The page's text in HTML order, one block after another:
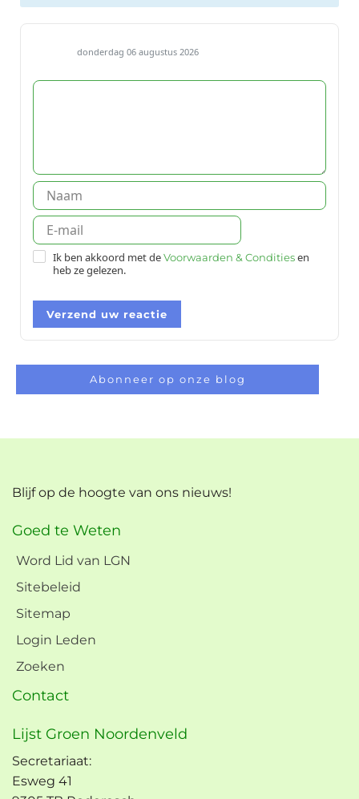
donderdag 06 augustus 2026
Ik ben akkoord met deVoorwaarden & Conditiesen
heb ze gelezen.
Verzend uw reactie
Abonneer op onze blog
Blijf op de hoogte van ons nieuws!
Goed te Weten
Word Lid van LGN
Sitebeleid
Sitemap
Login Leden
Zoeken
Contact
Lijst Groen Noordenveld
Secretariaat:
Esweg 41